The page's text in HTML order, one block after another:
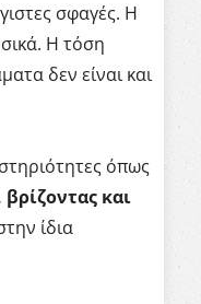
σφαγές. Η
Η τόση
δεν είναι και
όπως
και
ίδια